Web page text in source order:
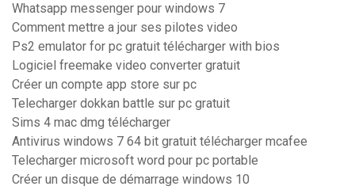
Whatsapp messenger pour windows 7
Comment mettre a jour ses pilotes video
Ps2 emulator for pc gratuit télécharger with bios
Logiciel freemake video converter gratuit
Créer un compte app store sur pc
Telecharger dokkan battle sur pc gratuit
Sims 4 mac dmg télécharger
Antivirus windows 7 64 bit gratuit télécharger mcafee
Telecharger microsoft word pour pc portable
Créer un disque de démarrage windows 10